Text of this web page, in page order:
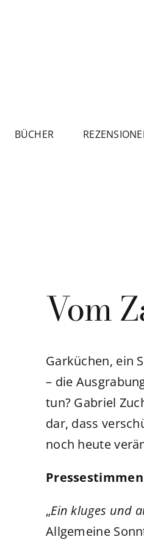
BÜCHER
Vom
Garküchen, ein
– die
tun? Gabriel
dar, dass
noch heute
„Ein kluges und
Allgemeine